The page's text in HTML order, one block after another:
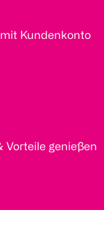
Kundenkonto
Vorteile genießen